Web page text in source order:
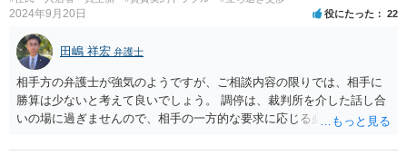
2024年9月20日 役にたった 22
田嶋 祥宏 弁護士
相手方の弁護士が強気のようですが、ご相談内容の限りでは、相手に
勝算は少ないと考えて良いでしょう。 調停は、裁判所を介した話し合
いの場に過ぎませんので、相手の一方的な要求に応じる必要はなく、
ても拒否して大丈夫です。納得いかない場合は調停不調で終了にして